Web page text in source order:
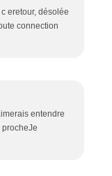
eretour, désolée
connection
entendre
procheJe